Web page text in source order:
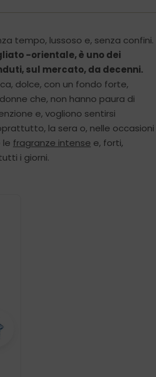
tempo, lussoso e, senza confini.
-orientale, è uno dei
sul mercato, da decenni.
dolce, con un fondo forte,
che, non hanno paura di
e, vogliono sentirsi
la sera o, nelle occasioni
le fragranze intense e, forti,
i giorni.